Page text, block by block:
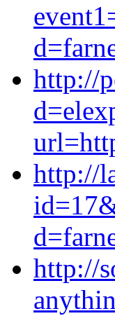
http://
http://
http://